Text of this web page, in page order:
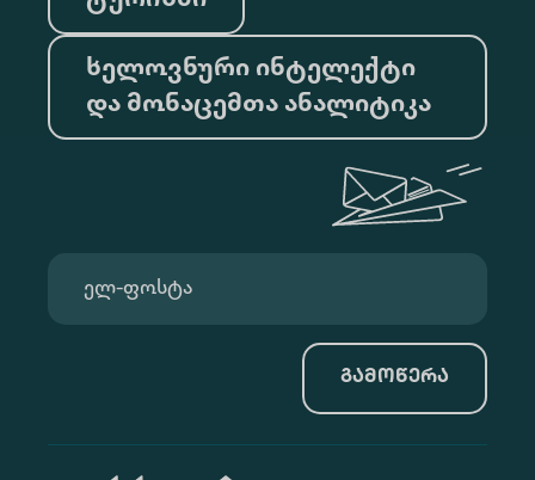
ხელოვნური ინტელექტი
და მონაცემთა ანალიტიკა
გამოწერა